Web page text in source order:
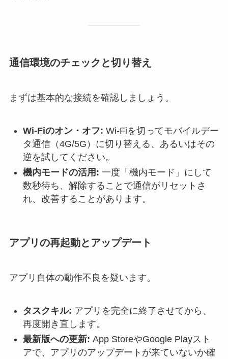
通信環境のチェックと切り替え
まずは基本的な接続を確認しましょう。
Wi-Fiのオン・オフ: Wi-Fiを切ってモバイルデー
タ通信（4G/5G）に切り替える、あるいはその
逆を試してください。
機内モードの活用: 一度「機内モード」にして
数秒待ち、解除することで通信がリセットさ
れ、改善することがあります。
アプリの再起動とアップデート
アプリ自体の動作不良を疑います。
タスクキル: アプリを完全に終了させてから、
再度開き直します。
最新版への更新: App StoreやGoogle Playスト
アで、アプリのアップデートが来ていないか確